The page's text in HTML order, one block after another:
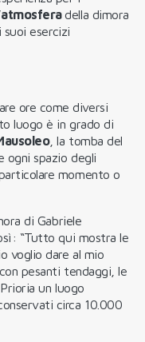
della dimora
esercizi
ore come diversi
luogo è in grado di
, la tomba del
ogni spazio degli
momento o
di Gabriele
“Tutto qui mostra le
voglio dare al mio
pesanti tendaggi, le
un luogo
circa 10.000